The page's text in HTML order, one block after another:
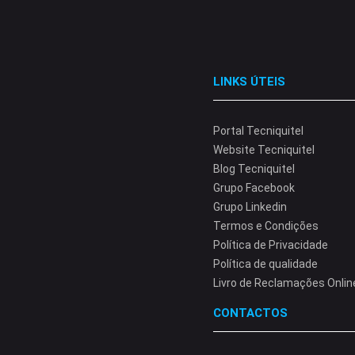
LINKS ÚTEIS
Portal Tecniquitel
Website Tecniquitel
Blog Tecniquitel
Grupo Facebook
Grupo Linkedin
Termos e Condições
Política de Privacidade
Política de qualidade
Livro de Reclamações
CONTACTOS